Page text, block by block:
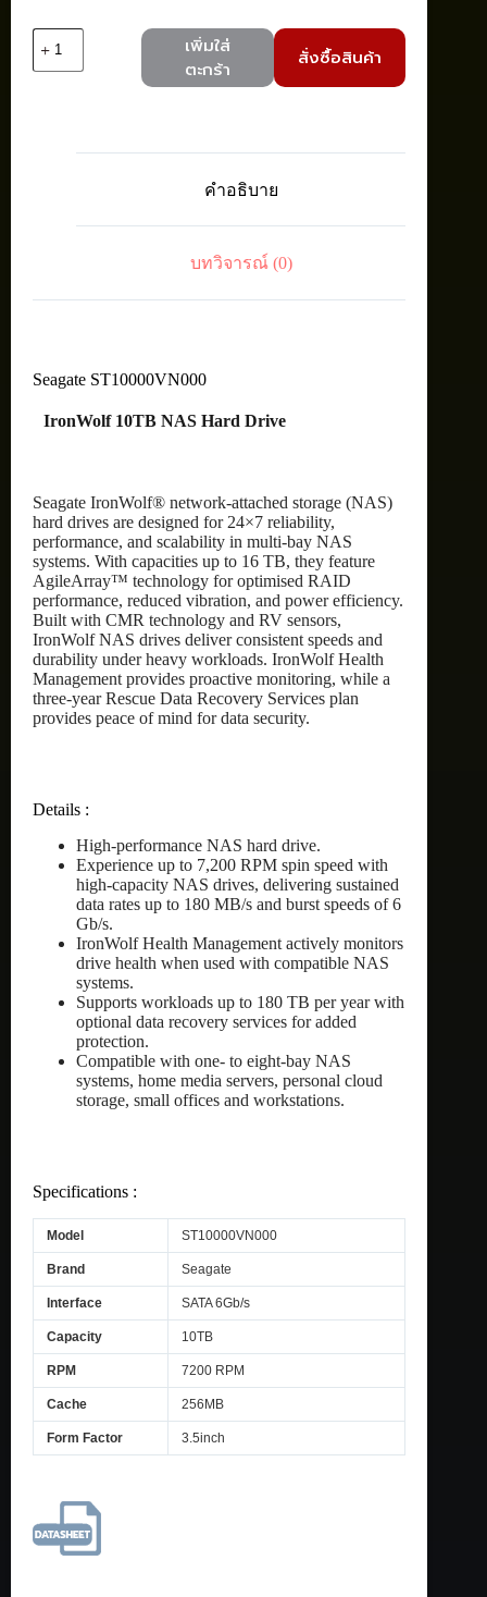
จำนวน
ST10000VN000
เพิ่มใส่
ตะกร้า
สั่งซื้อสินค้า
คำอธิบาย
บทวิจารณ์ (0)
Seagate ST10000VN000
IronWolf 10TB NAS Hard Drive
Seagate IronWolf® network-attached storage (NAS)
hard drives are designed for 24×7 reliability,
performance, and scalability in multi-bay NAS
systems. With capacities up to 16 TB, they feature
AgileArray™ technology for optimised RAID
performance, reduced vibration, and power efficiency.
Built with CMR technology and RV sensors,
IronWolf NAS drives deliver consistent speeds and
durability under heavy workloads. IronWolf Health
Management provides proactive monitoring, while a
three-year Rescue Data Recovery Services plan
provides peace of mind for data security.
Details :
High-performance NAS hard drive.
Experience up to 7,200 RPM spin speed with
high-capacity NAS drives, delivering sustained
data rates up to 180 MB/s and burst speeds of 6
Gb/s.
IronWolf Health Management actively monitors
drive health when used with compatible NAS
systems.
Supports workloads up to 180 TB per year with
optional data recovery services for added
protection.
Compatible with one- to eight-bay NAS
systems, home media servers, personal cloud
storage, small offices and workstations.
Specifications :
Model ST10000VN000
Brand Seagate
Interface SATA 6Gb/s
Capacity 10TB
RPM 7200 RPM
Cache 256MB
Form Factor 3.5inch